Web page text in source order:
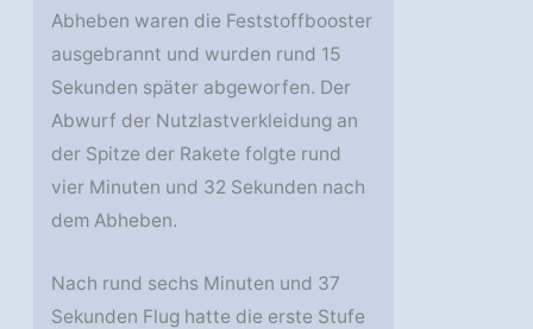
Abheben waren die Feststoffbooster
ausgebrannt und wurden rund 15
Sekunden später abgeworfen. Der
Abwurf der Nutzlastverkleidung an
der Spitze der Rakete folgte rund
vier Minuten und 32 Sekunden nach
dem Abheben.
Nach rund sechs Minuten und 37
Sekunden Flug hatte die erste Stufe